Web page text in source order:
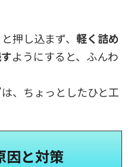
押し込まず、 軽く詰め
ようにすると、ふんわ
、ちょっとしたひと工
因と対策